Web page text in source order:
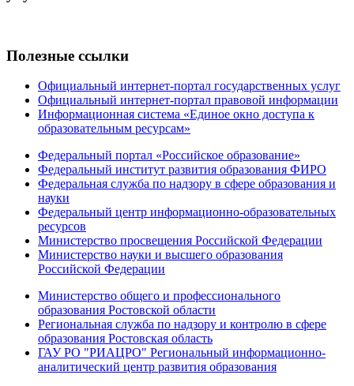
Полезные ссылки
Официальный интернет-портал государственных услуг
Официальный интернет-портал правовой информации
Информационная система «Единое окно доступа к
образовательным ресурсам»
Федеральный портал «Российское образование»
Федеральный институт развития образования ФИРО
Федеральная служба по надзору в сфере образования и
науки
Федеральный центр информационно-образовательных
ресурсов
Министерство просвещения Российской Федерации
Министерство науки и высшего образования
Российской Федерации
Министерство общего и профессионального
образования Ростовской области
Региональная служба по надзору и контролю в сфере
образования Ростовская область
ГАУ РО "РИАЦРО" Региональный информационно-
аналитический центр развития образования